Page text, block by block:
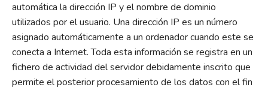
automática la dirección IP y el nombre de dominio
utilizados por el usuario. Una dirección IP es un número
asignado automáticamente a un ordenador cuando este se
conecta a Internet. Toda esta información se registra en un
fichero de actividad del servidor debidamente inscrito que
permite el posterior procesamiento de los datos con el fin